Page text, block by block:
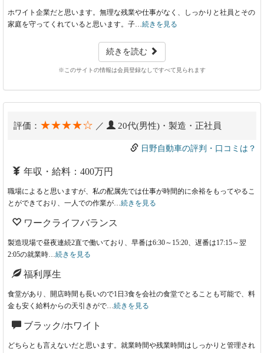
ホワイト企業だと思います。無理な残業や仕事がなく、しっかりと社員とその
家庭を守ってくれていると思います。子…続きを見る
続きを読む
※このサイトの情報は会員登録なしですべて見られます
評価： ★★★★☆ ／ 20代(男性)・製造・正社員
日野自動車の評判・口コミは？
年収・給料：400万円
職場によると思いますが、私の配属先では仕事が時間的に余裕をもってやるこ
とができており、一人での作業が…続きを見る
ワークライフバランス
製造現場で昼夜連続2直で働いており、早番は6:30～15:20、遅番は17:15～翌
2:05の就業時…続きを見る
福利厚生
食堂があり、開店時間も長いので1日3食を会社の食堂でとることも可能で、料
金も安く給料からの天引きがで…続きを見る
ブラック/ホワイト
どちらとも言えないだと思います。就業時間や残業時間はしっかりと管理され